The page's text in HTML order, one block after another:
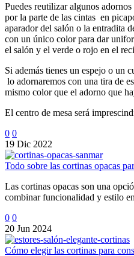
Puedes reutilizar algunos
por la parte de las cintas en
aparador del salón o la entradita
con un único color para dar
el salón y el verde o rojo en el
Si además tienes un espejo o un
lo adornaremos con una tira de
mismo color que el adorno que
El centro de mesa será
0 0
19 Dic 2022
Todo sobre las cortinas opacas
Las cortinas opacas son una
combinar funcionalidad y estilo
0 0
20 Jun 2024
Cómo elegir las cortinas para